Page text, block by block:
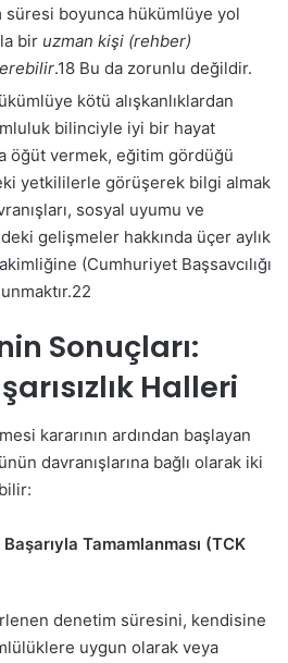
süresi boyunca hükümlüye yol
bir uzman kişi (rehber)
.18 Bu da zorunlu değildir.
kötü alışkanlıklardan
bilinciyle iyi bir hayat
öğüt vermek, eğitim gördüğü
yetkililerle görüşerek bilgi almak
sosyal uyumu ve
gelişmeler hakkında üçer aylık
(Cumhuriyet Başsavcılığı
22
Sonuçları:
Halleri
kararının ardından başlayan
davranışlarına bağlı olarak iki
Tamamlanması (TCK
denetim süresini, kendisine
uygun olarak veya